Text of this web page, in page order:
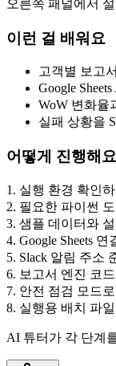
오른쪽 패널에서
이런 걸 배워요
고객별 보고
Google
WoW 변화율
실패 상황을
어떻게 진행해요
1 . 실행 환경 확인하
2. 필요한 파이썬 도
3. 샘플 데이터와
4. Google Sheets 연
5. Slack 알림 주소
6. 보고서 엔진 코드
7. 안전 점검 모드로
8. 실행용 배치 파일
AI 튜터가 각 단계